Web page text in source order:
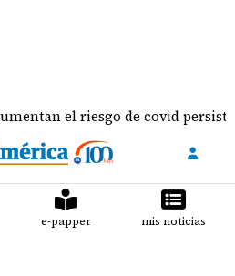
de covid persistente, según
e-papper mis noticias